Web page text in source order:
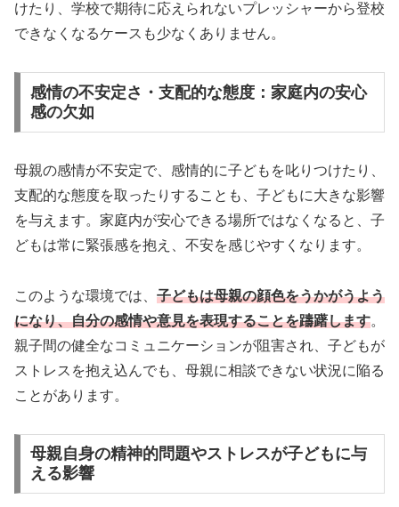
けたり、学校で期待に応えられないプレッシャーから登校
できなくなるケースも少なくありません。
感情の不安定さ・支配的な態度：家庭内の安心
感の欠如
母親の感情が不安定で、感情的に子どもを叱りつけたり、
支配的な態度を取ったりすることも、子どもに大きな影響
を与えます。家庭内が安心できる場所ではなくなると、子
どもは常に緊張感を抱え、不安を感じやすくなります。
このような環境では、 子どもは母親の顔色をうかがうよう
になり、自分の感情や意見を表現することを躊躇します。
親子間の健全なコミュニケーションが阻害され、子どもが
ストレスを抱え込んでも、母親に相談できない状況に陥る
ことがあります。
母親自身の精神的問題やストレスが子どもに与
える影響